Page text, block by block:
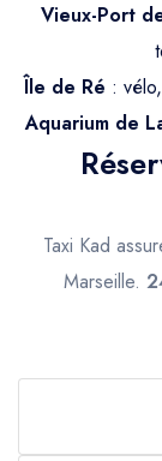
Vieux-Port
Île de Ré :
Aquarium de
Taxi Kad
Marseille.